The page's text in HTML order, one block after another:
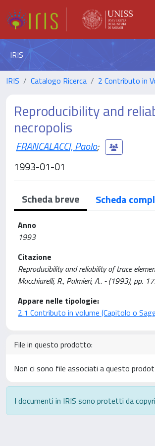
IRIS
IRIS Catalogo Ricerca 2 Contributo in
Reproducibility and
necropolis
FRANCALACCI, Paolo;
1993-01-01
Scheda breve Scheda
Anno
1993
Citazione
Reproducibility and reliability of trace
Macchiarelli, R., Palmieri, A.. - (1993), pp.
Appare nelle tipologie:
2.1 Contributo in volume (Capitolo o
File in questo prodotto:
Non ci sono file associati a questo
I documenti in IRIS sono protetti da